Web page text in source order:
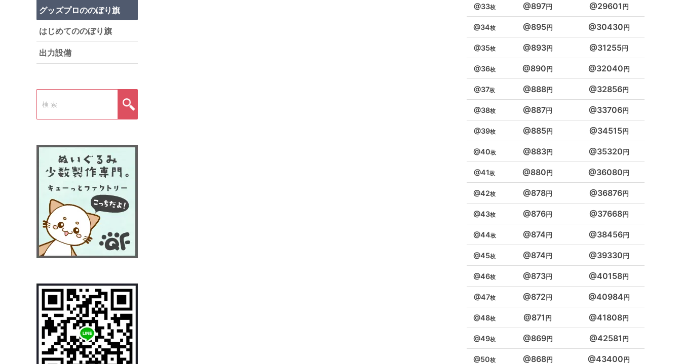
33 897 29601
34 895 30430
35 893 31255
36 890 32040
37 888 32856
38 887 33706
39 885 34515
40 883 35320
41 880 36080
42 878 36876
43 876 37668
44 874 38456
45 874 39330
46 873 40158
47 872 40984
48 871 41808
49 869 42581
50 868 43400
グッズプロののぼり旗
はじめてののぼり旗
出力設備